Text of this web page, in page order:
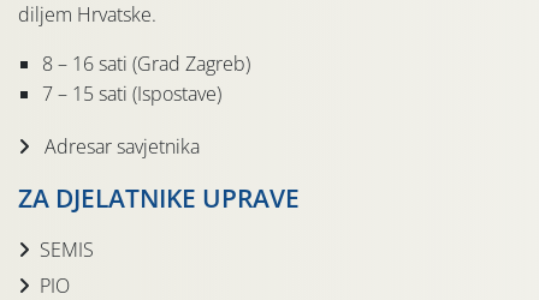
diljem Hrvatske.
8 – 16 sati (Grad Zagreb)
7 – 15 sati (Ispostave)
Adresar savjetnika
ZA DJELATNIKE UPRAVE
SEMIS
PIO